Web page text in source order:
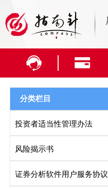
分类栏目
投资者适当性管理办法
风险揭示书
证券分析软件用户服务协议